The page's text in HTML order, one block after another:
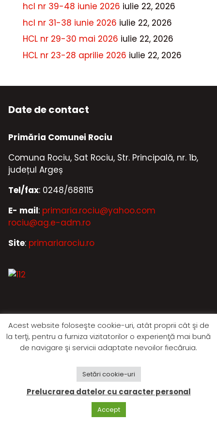
hcl nr 39-48 iunie 2026 iulie 22, 2026
hcl nr 31-38 iunie 2026 iulie 22, 2026
HCL nr 29-30 mai 2026 iulie 22, 2026
HCL nr 23-28 aprilie 2026 iulie 22, 2026
Date de contact
Primăria Comunei Rociu
Comuna Rociu, Sat Rociu, Str. Principală, nr. 1b,
județul Argeș
Tel/fax: 0248/688115
E- mail: primaria.rociu@yahoo.com
rociu@ag.e-adm.ro
Site: primariarociu.ro
© 2026 Primăria Rociu - Toate drepturile rezervate.
Ultima actualizare: 13:17 | 22.07.2026
Acest website foloseşte cookie-uri, atât proprii cât şi de
la terţi, pentru a furniza vizitatorilor o experienţă mai bună
de navigare şi servicii adaptate nevoilor fiecăruia.
Setări cookie-uri
Prelucrarea datelor cu caracter personal
Accept